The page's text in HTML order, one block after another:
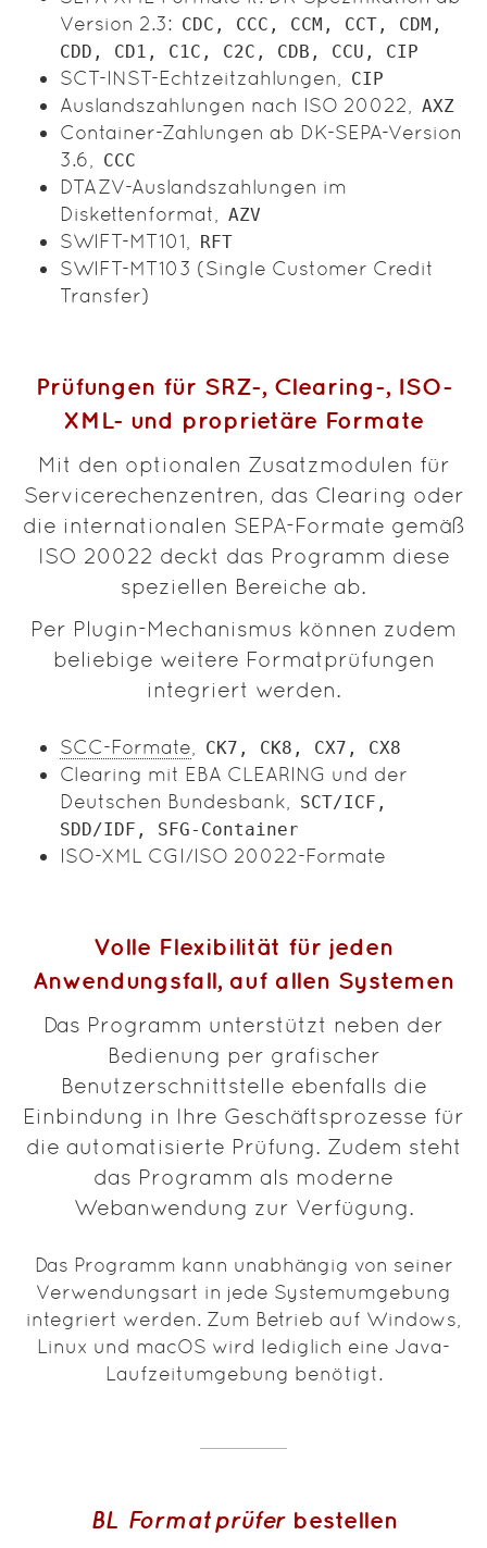
Version 2.3: CDC, CCC, CCM, CCT, CDM,
CDD, CD1, C1C, C2C, CDB, CCU, CIP
SCT-INST-Echtzeitzahlungen, CIP
Auslandszahlungen nach ISO 20022, AXZ
Container-Zahlungen ab DK-SEPA-Version
3.6,
CCC
DTAZV-Auslandszahlungen im
Diskettenformat,
AZV
SWIFT-MT101, RFT
SWIFT-MT103 (Single Customer Credit
Transfer)
Prüfungen für SRZ-, Clearing-, ISO-
XML- und proprietäre Formate
Mit den optionalen Zusatzmodulen für
Servicerechenzentren, das Clearing oder
die internationalen SEPA-Formate gemäß
ISO 20022 deckt das Programm diese
speziellen Bereiche ab.
Per Plugin-Mechanismus können zudem
beliebige weitere Formatprüfungen
integriert werden.
SCC-Formate CK7, CK8, CX7, CX8
Clearing mit EBA CLEARING und der
Deutschen Bundesbank,
SCT/ICF,
SDD/IDF, SFG-Container
ISO-XML CGI/ISO 20022-Formate
Volle Flexibilität für jeden
Anwendungsfall, auf allen Systemen
Das Programm unterstützt neben der
Bedienung per grafischer
Benutzerschnittstelle ebenfalls die
Einbindung in Ihre Geschäftsprozesse für
die automatisierte Prüfung. Zudem steht
das Programm als moderne
Webanwendung zur Verfügung.
Das Programm kann unabhängig von seiner
Verwendungsart in jede Systemumgebung
integriert werden. Zum Betrieb auf Windows,
Linux und macOS wird lediglich eine Java-
Laufzeitumgebung benötigt.
BL Formatprüferbestellen